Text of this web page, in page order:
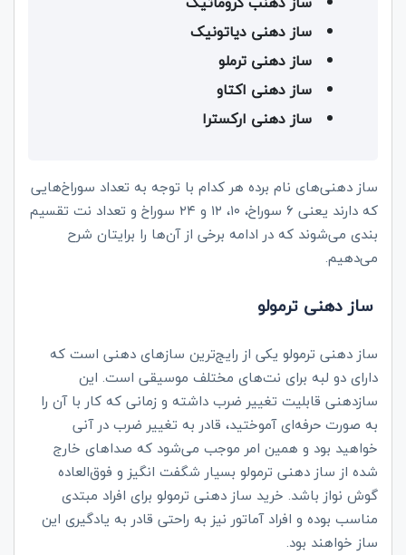
ساز دهنی دیاتونیک
ساز دهنی ترملو
ساز دهنی اکتاو
ساز دهنی ارکسترا
ساز دهنی‌های نام برده هر کدام با توجه به تعداد سوراخ‌هایی
که دارند یعنی ۶ سوراخ، ۱۰، ۱۲ و ۲۴ سوراخ و تعداد نت تقسیم
بندی می‌شوند که در ادامه برخی از آن‌ها را برایتان شرح
می‌دهیم.
ساز دهنی ترمولو
ساز دهنی ترمولو یکی از رایج‌ترین سازهای دهنی است که
دارای دو لبه برای نت‌های مختلف موسیقی است. این
سازدهنی قابلیت تغییر ضرب داشته و زمانی که کار با آن را
به صورت حرفه‌ای آموختید، قادر به تغییر ضرب در آنی
خواهید بود و همین امر موجب می‌شود که صداهای خارج
شده از ساز دهنی ترمولو بسیار شگفت انگیز و فوق‌العاده
گوش نواز باشد. خرید ساز دهنی ترمولو برای افراد مبتدی
مناسب بوده و افراد آماتور نیز به راحتی قادر به یادگیری این
ساز خواهند بود.